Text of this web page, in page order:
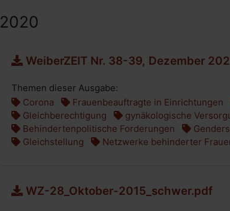
2020
WeiberZEIT Nr. 38-39, Dezember
Themen dieser Ausgabe:
Corona
Frauenbeauftragte in Einrichtungen
Gleichberechtigung
gynäkologische
Behindertenpolitische Forderungen
Gleichstellung
Netzwerke behinderter
WZ-28_Oktober-2015_schwer.pdf